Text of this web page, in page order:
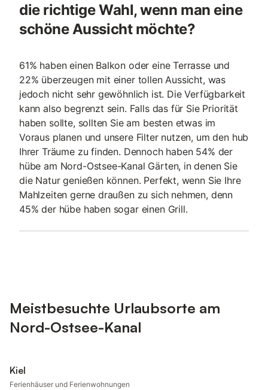
die richtige Wahl, wenn man eine
schöne Aussicht möchte?
61% haben einen Balkon oder eine Terrasse und
22% überzeugen mit einer tollen Aussicht, was
jedoch nicht sehr gewöhnlich ist. Die Verfügbarkeit
kann also begrenzt sein. Falls das für Sie Priorität
haben sollte, sollten Sie am besten etwas im
Voraus planen und unsere Filter nutzen, um den hub
Ihrer Träume zu finden. Dennoch haben 54% der
hübe am Nord-Ostsee-Kanal Gärten, in denen Sie
die Natur genießen können. Perfekt, wenn Sie Ihre
Mahlzeiten gerne draußen zu sich nehmen, denn
45% der hübe haben sogar einen Grill.
Meistbesuchte Urlaubsorte am
Nord-Ostsee-Kanal
Kiel
Ferienhäuser und Ferienwohnungen